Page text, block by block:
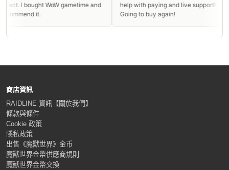
I bought WoW gametime and
it.
help with paying and live support!
Going to buy again!
商店資訊
RAIDLINE 資訊【關於我們】
條款與條件
Cookie 政策
隱私政策
出售《魔獸世界》金币
魔獸世界金幣供應商規則
魔獸世界金幣交換